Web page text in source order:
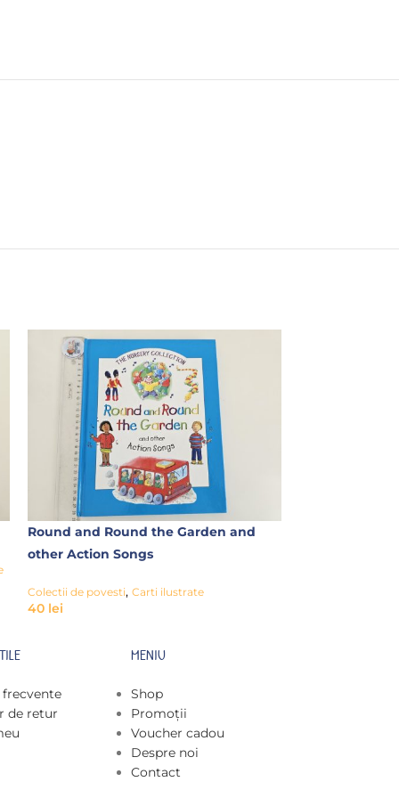
Round and Round the Garden and
other Action Songs
Colectii de povesti, Carti ilustrate
40 lei
de retur
MENIU
Shop
Promoții
Voucher cadou
Despre noi
Contact